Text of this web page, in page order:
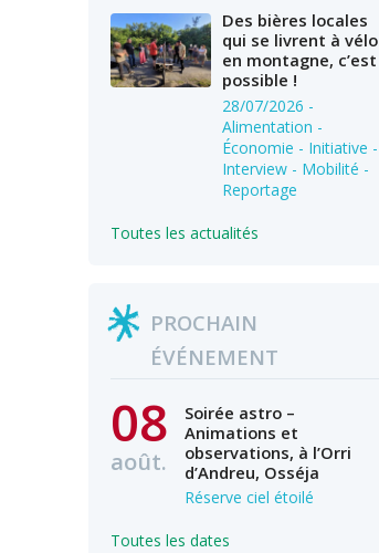
Des bières locales
qui se livrent à vélo
en montagne, c’est
possible !
28/07/2026 -
Alimentation -
Économie - Initiative -
Interview - Mobilité -
Reportage
Toutes les actualités
PROCHAIN
ÉVÉNEMENT
08
août.
Soirée astro –
Animations et
observations, à l’Orri
d’Andreu, Osséja
Réserve ciel étoilé
Toutes les dates